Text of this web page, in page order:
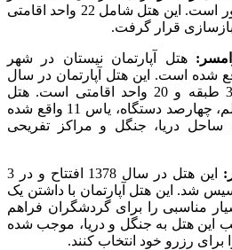
سفرهای شما به شمال کشور است. این هتل شامل 22 واحد اقامتی
هتل آپارتمان نیستان در شهر
شده است. این هتل آپارتمان در سال
1394 افتتاح شده و دارای 3 طبقه و 20 واحد اقامتی است. هتل
آپارتمان نیستان در بلوار معلم، چهارصد دستگاه، یاس 11 واقع شده
ساحل دریا، جنگل و مراکز تفریحی
این هتل در سال 1378 افتتاح و در 3
تاسیس شد. این هتل آپارتمان با داشتن یک
مناسبی را برای گردشگران فراهم
این هتل به جنگل و دریا، موجب شده
برای رزرو خود انتخاب کنند.